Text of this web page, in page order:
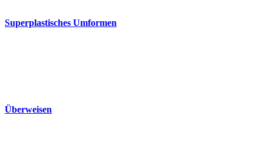
Superplastisches Umformen
Überweisen